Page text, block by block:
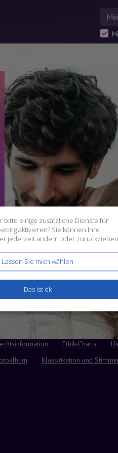
Ethik-Charta
Klassifikation und
bitte einige zusätzliche Dienste für
aktivieren? Sie können Ihre
jederzeit ändern oder
Lassen Sie mich wählen
Das ist ok